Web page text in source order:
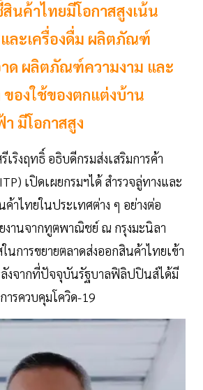
นค้าไทยมีโอกาสสูงเน้น
ละเครื่องดื่ม ผลิตภัณฑ์
ด ผลิตภัณฑ์ความงาม และ
ของใช้ของตกแต่งบ้าน
า มีโอกาสสูง
ริงฤทธิ์ อธิบดีกรมส่งเสริมการค้า
เปิดเผยกรมฯได้ สำรวจลู่ทางและ
ค้าไทยในประเทศต่าง ๆ อย่างต่อ
ยงานจากทูตพาณิชย์ ณ กรุงมะนิลา
การขยายตลาดส่งออกสินค้าไทยเข้า
งจากที่ปัจจุบันรัฐบาลฟิลิปปินส์ได้มี
ารควบคุมโควิด-19